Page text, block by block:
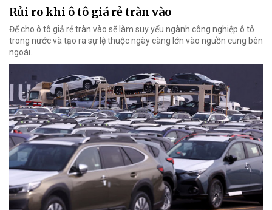
Rủi ro khi ô tô giá rẻ tràn vào
Để cho ô tô giả rẻ tràn vào sẽ làm suy yếu ngành công nghiệp ô tô
trong nước và tạo ra sự lệ thuộc ngày càng lớn vào nguồn cung bên
ngoài.